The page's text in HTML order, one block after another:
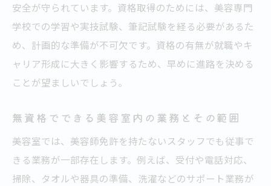
安全が守られています。資格取得のためには、美容専門
学校での学習や実技試験、筆記試験を経る必要があるた
め、計画的な準備が不可欠です。資格の有無が就職やキ
ャリア形成に大きく影響するため、早めに進路を決める
ことが望ましいでしょう。
無資格でできる美容室内の業務とその範囲
美容室では、美容師免許を持たないスタッフでも従事で
きる業務が一部存在します。例えば、受付や電話対応、
掃除、タオルや器具の準備、洗濯などのサポート業務が